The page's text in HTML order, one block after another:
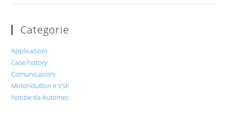
Categorie
Applicazioni
Case history
Comunicazioni
Motoriduttori e VSF
Notizie da Automec